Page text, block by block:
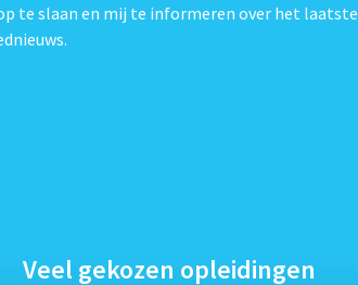
te slaan en mij te informeren over het laatste
Veel gekozen opleidingen